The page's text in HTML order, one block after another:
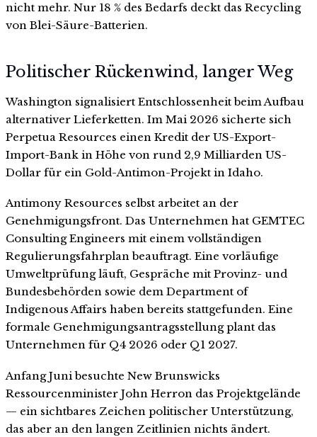
nicht mehr. Nur 18 % des Bedarfs deckt das Recycling
von Blei-Säure-Batterien.
Politischer Rückenwind, langer Weg
Washington signalisiert Entschlossenheit beim Aufbau
alternativer Lieferketten. Im Mai 2026 sicherte sich
Perpetua Resources einen Kredit der US-Export-
Import-Bank in Höhe von rund 2,9 Milliarden US-
Dollar für ein Gold-Antimon-Projekt in Idaho.
Antimony Resources selbst arbeitet an der
Genehmigungsfront. Das Unternehmen hat GEMTEC
Consulting Engineers mit einem vollständigen
Regulierungsfahrplan beauftragt. Eine vorläufige
Umweltprüfung läuft, Gespräche mit Provinz- und
Bundesbehörden sowie dem Department of
Indigenous Affairs haben bereits stattgefunden. Eine
formale Genehmigungsantragsstellung plant das
Unternehmen für Q4 2026 oder Q1 2027.
Anfang Juni besuchte New Brunswicks
Ressourcenminister John Herron das Projektgelände
— ein sichtbares Zeichen politischer Unterstützung,
das aber an den langen Zeitlinien nichts ändert.